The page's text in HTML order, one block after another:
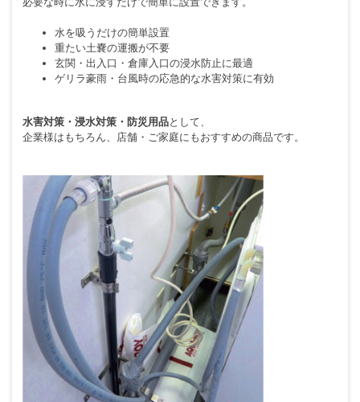
水を吸うだけの簡単設置
重たい土嚢の運搬が不要
玄関・出入口・倉庫入口の浸水防止に最適
ゲリラ豪雨・台風時の応急的な水害対策に有効
水害対策・浸水対策・防災用品として、
企業様はもちろん、店舗・ご家庭にもおすすめの商品です。